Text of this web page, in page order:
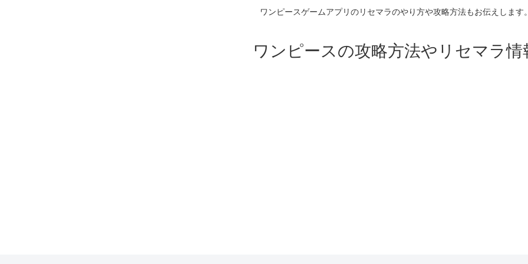
ワンピースゲームアプリのリセマラのやり方や攻略方法もお伝えします
ワンピースの攻略方法やリセマラ情